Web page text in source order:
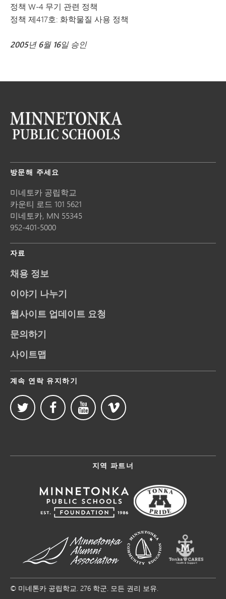
정책 W-4 무기 관련 정책
정책 제417호: 화학물질 사용 정책
2005년 6월 16일 승인
방문해 주세요
미네토카 공립학교
카운티 로드 101 5621
미네토카, MN 55345
952-401-5000
자료
채용 정보
이야기 나누기
웹사이트 업데이트 요청
문의하기
사이트맵
계속 연락 유지하기
지역 파트너
© 미네톤카 공립학교. 276 학군. 모든 권리 보유.